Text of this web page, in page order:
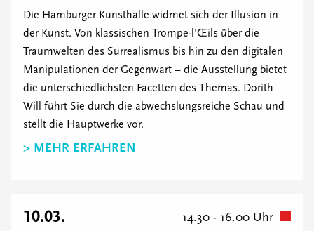
Die Hamburger Kunsthalle widmet sich der Illusion in
der Kunst. Von klassischen Trompe-l'Œils über die
Traumwelten des Surrealismus bis hin zu den digitalen
Manipulationen der Gegenwart – die Ausstellung bietet
die unterschiedlichsten Facetten des Themas. Dorith
Will führt Sie durch die abwechslungsreiche Schau und
stellt die Hauptwerke vor.
> MEHR ERFAHREN
10.03. 14.30 - 16.00 Uhr